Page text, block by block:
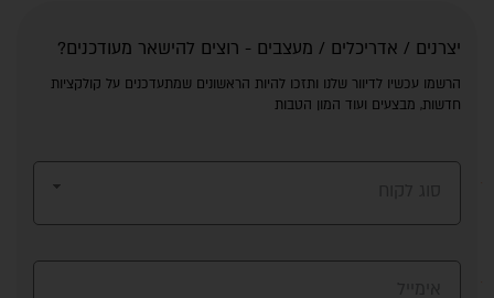
יצרנים / אדריכלים / מעצבים - רוצים להישאר מעודכנים?
הרשמו עכשיו לדיוור שלנו ותזכו להיות הראשונים שמתעדכנים על קולקציות
חדשות, מבצעים ועוד המון הטבות